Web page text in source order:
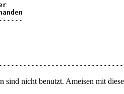
sind nicht benutzt. Ameisen mit